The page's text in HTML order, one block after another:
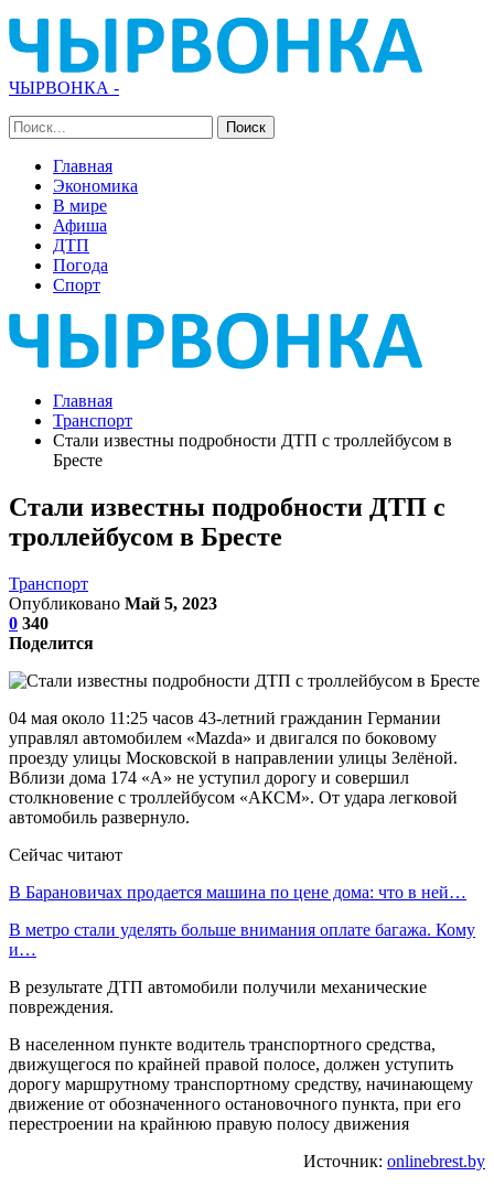
ЧЫРВОНКА -
Главная
Экономика
В мире
Афиша
ДТП
Погода
Спорт
Главная
Транспорт
Стали известны подробности ДТП с троллейбусом в
Бресте
Стали известны подробности ДТП с
троллейбусом в Бресте
Транспорт
Опубликовано Май 5, 2023
0 340
Поделится
04 мая около 11:25 часов 43-летний гражданин Германии
управлял автомобилем «Mazda» и двигался по боковому
проезду улицы Московской в направлении улицы Зелёной.
Вблизи дома 174 «А» не уступил дорогу и совершил
столкновение с троллейбусом «АКСМ». От удара легковой
автомобиль развернуло.
Сейчас читают
В Барановичах продается машина по цене дома: что в ней…
В метро стали уделять больше внимания оплате багажа. Кому
и…
В результате ДТП автомобили получили механические
повреждения.
В населенном пункте водитель транспортного средства,
движущегося по крайней правой полосе, должен уступить
дорогу маршрутному транспортному средству, начинающему
движение от обозначенного остановочного пункта, при его
перестроении на крайнюю правую полосу движения
Источник: onlinebrest.by